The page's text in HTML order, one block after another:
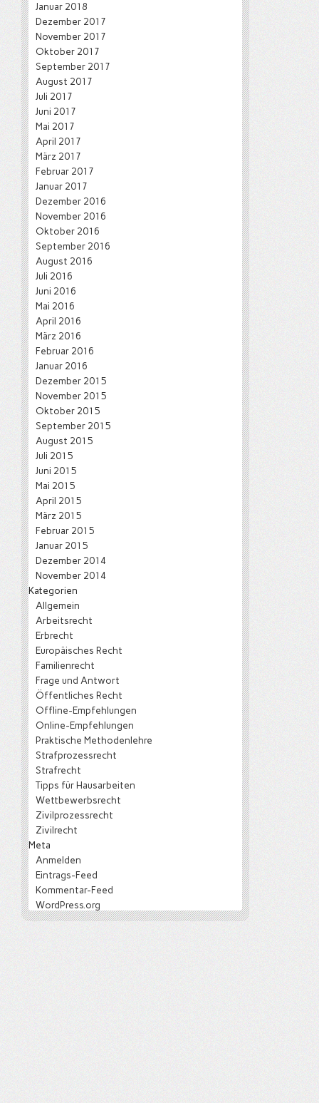
Januar 2018
Dezember 2017
November 2017
Oktober 2017
September 2017
August 2017
Juli 2017
Juni 2017
Mai 2017
April 2017
März 2017
Februar 2017
Januar 2017
Dezember 2016
November 2016
Oktober 2016
September 2016
August 2016
Juli 2016
Juni 2016
Mai 2016
April 2016
März 2016
Februar 2016
Januar 2016
Dezember 2015
November 2015
Oktober 2015
September 2015
August 2015
Juli 2015
Juni 2015
Mai 2015
April 2015
März 2015
Februar 2015
Januar 2015
Dezember 2014
November 2014
Kategorien
Allgemein
Arbeitsrecht
Erbrecht
Europäisches Recht
Familienrecht
Frage und Antwort
Öffentliches Recht
Offline-Empfehlungen
Online-Empfehlungen
Praktische Methodenlehre
Strafprozessrecht
Strafrecht
Tipps für Hausarbeiten
Wettbewerbsrecht
Zivilprozessrecht
Zivilrecht
Meta
Anmelden
Eintrags-Feed
Kommentar-Feed
WordPress.org